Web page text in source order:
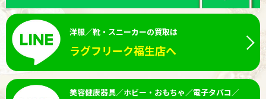
洋服／靴・スニーカーの買取は
ラグフリーク福生店へ
美容健康器具／ホビー・おもちゃ／電子タバコ／